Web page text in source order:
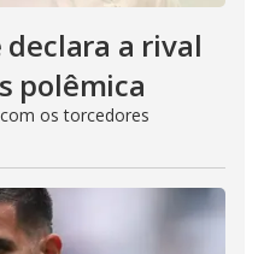
declara a rival
polêmica
os torcedores